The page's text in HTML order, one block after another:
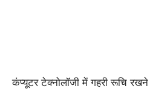
कंप्यूटर टेक्नोलॉजी में गहरी रूचि